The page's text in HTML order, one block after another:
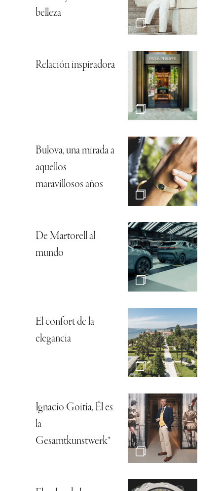
belleza
Relación inspiradora
Bulova, una mirada a
aquellos
maravillosos años
De Martorell al
mundo
El confort de la
elegancia
Ignacio Goitia, Él es
la
Gesamtkunstwerk*